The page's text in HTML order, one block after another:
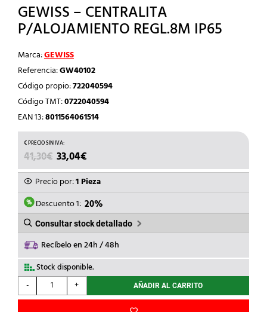
GEWISS – CENTRALITA
P/ALOJAMIENTO REGL.8M IP65
Marca:GEWISS
Referencia:GW40102
Código propio:722040594
Código TMT:0722040594
EAN 13:8011564061514
41,30€ EL
PRECIO
ORIGINAL
ERA:
41,30€.
33,04€
PRECIO
ACTUAL
ES:
33,04€.
Precio por:1 Pieza
Descuento 1: 20%
Consultar stock detallado
Recíbelo en 24h / 48h
Stock disponible.
-
GEWISS
-
+ AÑADIR AL CARRITO